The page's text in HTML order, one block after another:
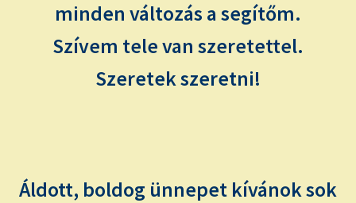
minden változás a segítőm.
Szívem tele van szeretettel.
Szeretek szeretni!
Áldott, boldog ünnepet kívánok sok